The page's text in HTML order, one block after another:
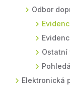
Odbor
Ostatní
Elektronická